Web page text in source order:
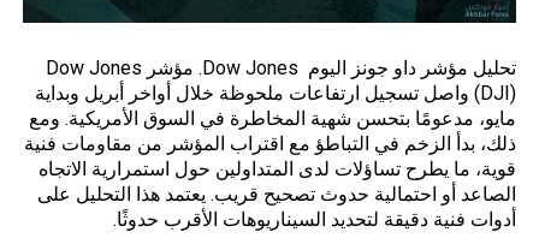
تحليل مؤشر داو جونز اليوم Dow Jones. مؤشر Dow Jones
(DJI) واصل تسجيل ارتفاعات ملحوظة خلال أواخر أبريل وبداية
مايو، مدعومًا بتحسن شهية المخاطرة في السوق الأمريكية. ومع
ذلك، بدأ الزخم في التباطؤ مع اقتراب المؤشر من مقاومات فنية
قوية، ما يطرح تساؤلات لدى المتداولين حول استمرارية الاتجاه
الصاعد أو احتمالية حدوث تصحيح قريب. يعتمد هذا التحليل على
أدوات فنية دقيقة لتحديد السيناريوهات الأقرب حدوثًا.